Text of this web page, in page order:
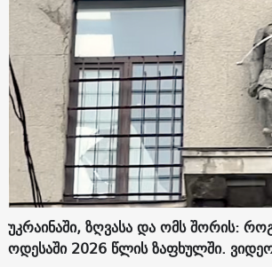
უკრაინაში, ზღვასა და ომს შორის:
ოდესაში 2026 წლის ზაფხულში.